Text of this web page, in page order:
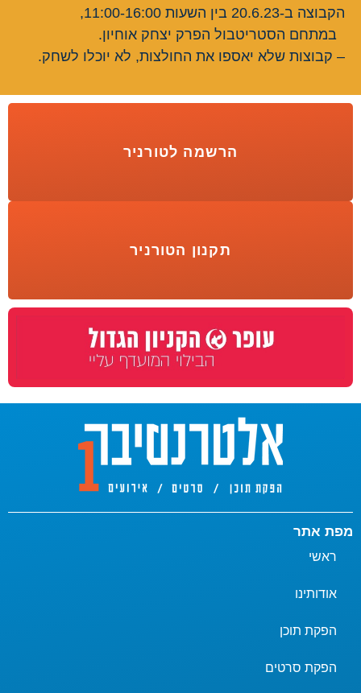
הקבוצה ב-20.6.23 בין השעות 11:00-16:00,
במתחם הסטריטבול הפרק יצחק אוחיון.
– קבוצות שלא יאספו את החולצות, לא יוכלו לשחק.
הרשמה לטורניר
תקנון הטורניר
מפת אתר
ראשי
אודותינו
הפקת תוכן
הפקת סרטים